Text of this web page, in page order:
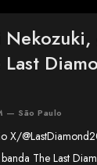
— São Paulo
X/
The Last